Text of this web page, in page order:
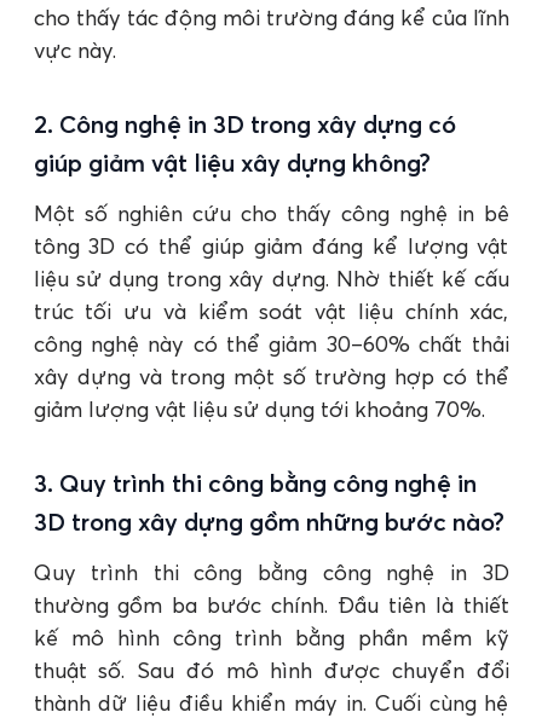
cho thấy tác động môi trường đáng kể của lĩnh
vực này.
2. Công nghệ in 3D trong xây dựng có
giúp giảm vật liệu xây dựng không?
Một số nghiên cứu cho thấy công nghệ in bê
tông 3D có thể giúp giảm đáng kể lượng vật
liệu sử dụng trong xây dựng. Nhờ thiết kế cấu
trúc tối ưu và kiểm soát vật liệu chính xác,
công nghệ này có thể giảm 30–60% chất thải
xây dựng và trong một số trường hợp có thể
giảm lượng vật liệu sử dụng tới khoảng 70%.
3. Quy trình thi công bằng công nghệ in
3D trong xây dựng gồm những bước nào?
Quy trình thi công bằng công nghệ in 3D
thường gồm ba bước chính. Đầu tiên là thiết
kế mô hình công trình bằng phần mềm kỹ
thuật số. Sau đó mô hình được chuyển đổi
thành dữ liệu điều khiển máy in. Cuối cùng hệ